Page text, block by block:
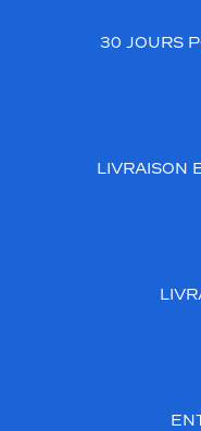
30 JOURS
LIVRAISON